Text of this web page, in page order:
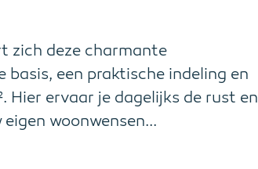
zich deze charmante
basis, een praktische indeling en
Hier ervaar je dagelijks de rust en
woonwensen...